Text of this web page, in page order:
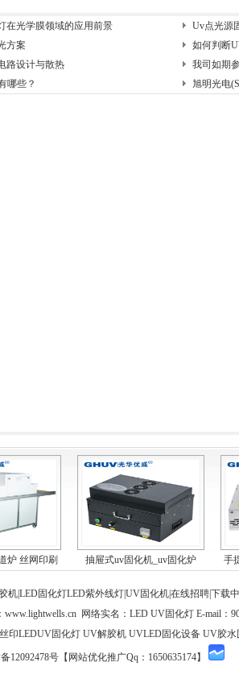
在光学膜领域的应用前景
Uv点光源
方案
如何判断
路设计与散热
我司如期
哪些？
旭明光电
炉 丝网印刷
抽屉式uv固化机_uv固化炉
手
机|LED固化灯LED紫外线灯|UV固化机|在线招聘|下载
www.lightwells.cn 网络实名：LED UV固化灯 E-mail：
印LEDUV固化灯 UV解胶机 UVLED固化设备 UV胶水
12092478号【网站优化推广Qq：1650635174】